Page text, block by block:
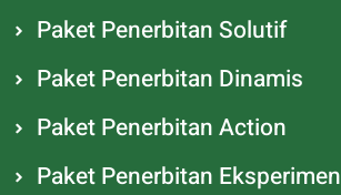
Paket Penerbitan Solutif
Paket Penerbitan Dinamis
Paket Penerbitan Action
Paket Penerbitan Eksperimen